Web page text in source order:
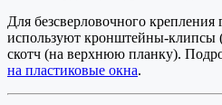
Для безсверловочного
используют кронштейны-клипсы
скотч (на верхнюю планку).
на пластиковые окна.